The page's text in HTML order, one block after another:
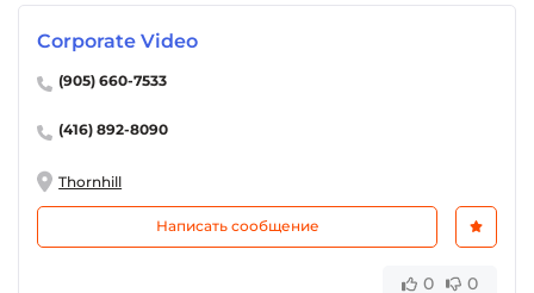
Corporate Video
(905) 660-7533
(416) 892-8090
Thornhill
Написать сообщение
0 0